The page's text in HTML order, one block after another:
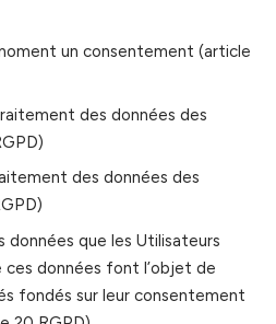
un consentement (article
des données des
des données des
que les Utilisateurs
ces données font l’objet de
fondés sur leur consentement